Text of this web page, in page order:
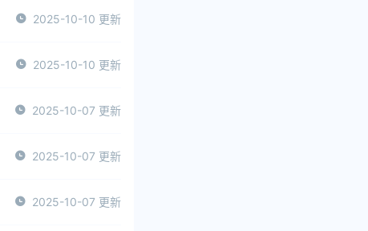
2025-10-10 更新
2025-10-10 更新
2025-10-07 更新
2025-10-07 更新
2025-10-07 更新